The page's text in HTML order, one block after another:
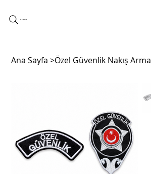
Arama
Ana Sayfa >Özel Güvenlik Nakış Arma